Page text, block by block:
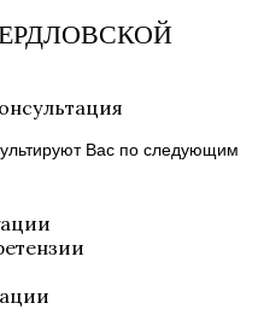
Вас по следующим